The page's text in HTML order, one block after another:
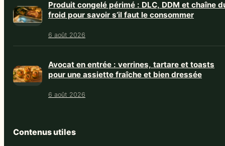
Produit congelé périmé : DLC, DDM et chaîne
froid pour savoir s’il faut le consommer
6 août 2026
Avocat en entrée : verrines, tartare et toasts
pour une assiette fraîche et bien dressée
6 août 2026
Contenus utiles